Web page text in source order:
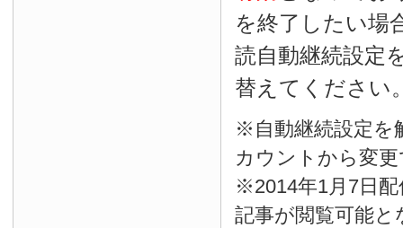
を終了したい場
読自動継続設定
替えてください
※自動継続設定を
カウントから変
※2014年1月7日
記事が閲覧可能